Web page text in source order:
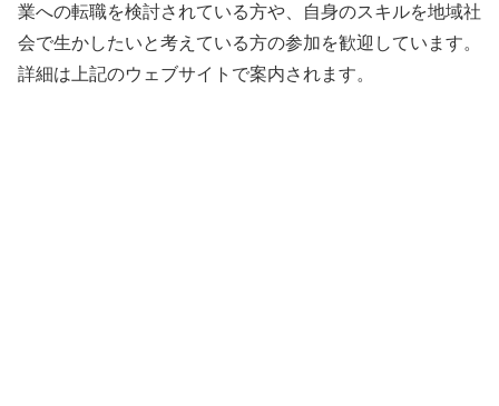
業への転職を検討されている方や、自身のスキルを地域社
会で生かしたいと考えている方の参加を歓迎しています。
詳細は上記のウェブサイトで案内されます。